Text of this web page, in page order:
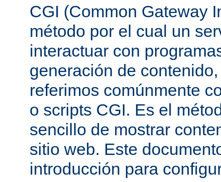
CGI (Common Gateway
método por el cual un
interactuar con
generación de
referimos comúnmente
o scripts CGI. Es el
sencillo de mostrar
sitio web. Este
introducción para